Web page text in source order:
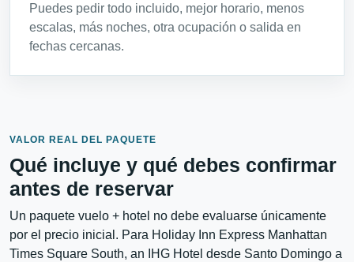
Puedes pedir todo incluido, mejor horario, menos
escalas, más noches, otra ocupación o salida en
fechas cercanas.
VALOR REAL DEL PAQUETE
Qué incluye y qué debes confirmar
antes de reservar
Un paquete vuelo + hotel no debe evaluarse únicamente
por el precio inicial. Para Holiday Inn Express Manhattan
Times Square South, an IHG Hotel desde Santo Domingo a